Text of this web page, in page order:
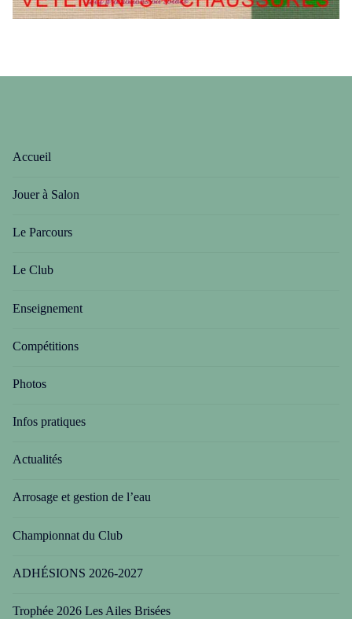
Accueil
Jouer à Salon
Le Parcours
Le Club
Enseignement
Compétitions
Photos
Infos pratiques
Actualités
Arrosage et gestion de l’eau
Championnat du Club
ADHÉSIONS 2026-2027
Trophée 2026 Les Ailes Brisées